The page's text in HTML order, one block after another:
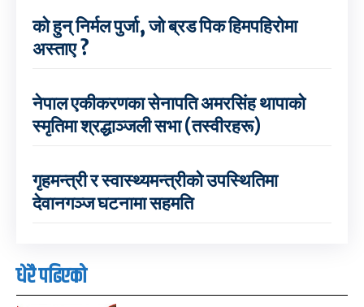
को हुन् निर्मल पुर्जा, जो ब्रड पिक हिमपहिरोमा
अस्ताए ?
नेपाल एकीकरणका सेनापति अमरसिंह थापाको
स्मृतिमा श्रद्धाञ्जली सभा (तस्वीरहरू)
गृहमन्त्री र स्वास्थ्यमन्त्रीको उपस्थितिमा
देवानगञ्ज घटनामा सहमति
धेरै पढिएको